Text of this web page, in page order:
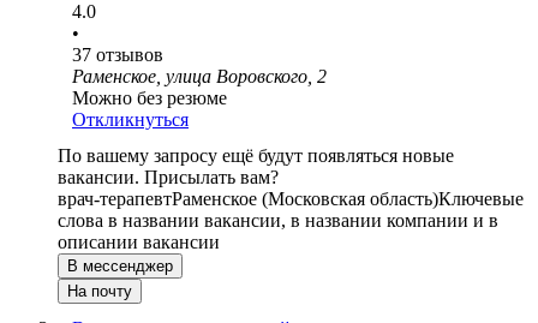
4.0
•
37 отзывов
Раменское, улица Воровского, 2
Можно без резюме
Откликнуться
По вашему запросу ещё будут появляться новые
вакансии. Присылать вам?
врач-терапевтРаменское (Московская область)Ключевые
слова в названии вакансии, в названии компании и в
описании вакансии
В мессенджер
На почту